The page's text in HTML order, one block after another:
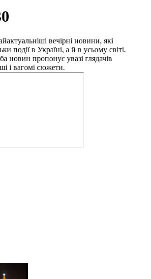
вечірні новини, які
події в Україні, а й в усьому світі.
новин пропонує увазі глядачів
і вагомі сюжети.